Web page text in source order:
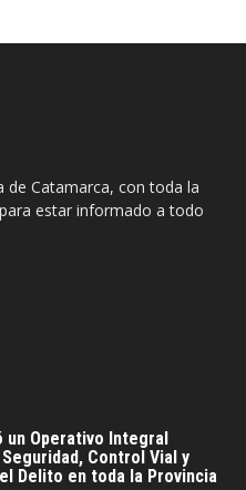
de Catamarca, con toda la
estar informado a todo
un Operativo Integral
Control Vial y
Delito en toda la Provincia